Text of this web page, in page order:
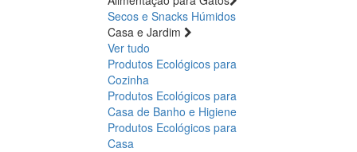
Secos e Snacks Húmidos
Casa e Jardim
Ver tudo
Produtos Ecológicos para
Cozinha
Produtos Ecológicos para
Casa de Banho e Higiene
Produtos Ecológicos para
Casa